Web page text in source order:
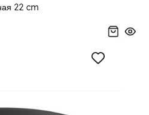
22 cm